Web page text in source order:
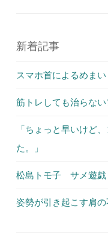
新着記事
スマホ首によるめまい
筋トレしても治らな
「ちょっと早いけど
た。」
松島トモ子 サメ遊戯
姿勢が引き起こす肩